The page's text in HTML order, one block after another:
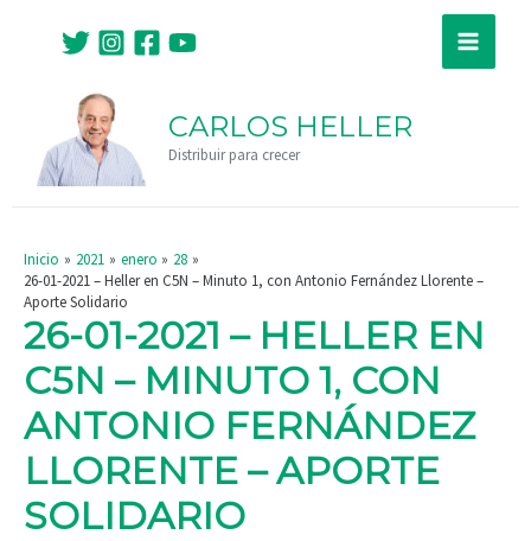
contenido
Main
CARLOS HELLER
Distribuir para crecer
Inicio 2021 enero
28
26-01-2021 – Heller en C5N – Minuto 1, con Antonio Fernández Llorente –
Aporte Solidario
26-01-2021 – HELLER EN
C5N – MINUTO 1, CON
ANTONIO FERNÁNDEZ
LLORENTE – APORTE
SOLIDARIO
entradas